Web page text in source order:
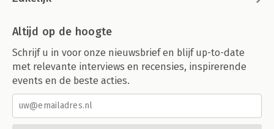
Altijd op de hoogte
Schrijf u in voor onze nieuwsbrief en blijf up-to-date
met relevante interviews en recensies, inspirerende
events en de beste acties.